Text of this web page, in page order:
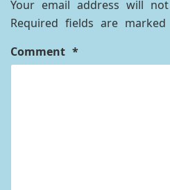
Your email address will
Required fields are marked
Comment *